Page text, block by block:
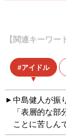
【関連キーワー
アイドル
中島健人が振
「表層的な部
ことに苦しん